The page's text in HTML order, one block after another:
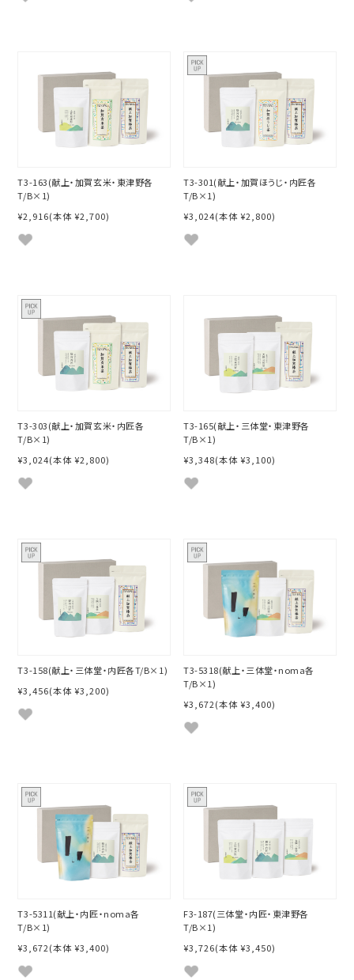
T3-163(献上・加賀玄米・東津野各
T/B×1)
¥2,916(本体 ¥2,700)
T3-301(献上・加賀ほうじ・内匠各
T/B×1)
¥3,024(本体 ¥2,800)
T3-303(献上・加賀玄米・内匠各
T/B×1)
¥3,024(本体 ¥2,800)
T3-165(献上・三体堂・東津野各
T/B×1)
¥3,348(本体 ¥3,100)
T3-158(献上・三体堂・内匠各T/B×1)
¥3,456(本体 ¥3,200)
T3-5318(献上・三体堂・noma各
T/B×1)
¥3,672(本体 ¥3,400)
T3-5311(献上・内匠・noma各
T/B×1)
¥3,672(本体 ¥3,400)
F3-187(三体堂・内匠・東津野各
T/B×1)
¥3,726(本体 ¥3,450)